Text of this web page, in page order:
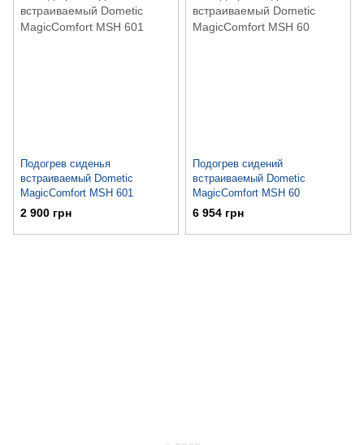
Подогрев сиденья
встраиваемый Dometic
MagicComfort MSH 601
2 900 грн
Подогрев сидений
встраиваемый Dometic
MagicComfort MSH 60
6 954 грн